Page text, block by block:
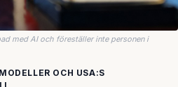
med AI och föreställer inte personen i
OCH USA:S